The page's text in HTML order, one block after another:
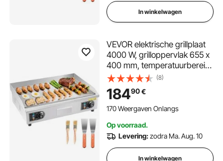
In winkelwagen
VEVOR elektrische grillplaat
4000 W, grilloppervlak 655 x
400 mm, temperatuurbereik
50-300 °C, roestvrijstalen
gastrogrillplaat (behuizing),
tafelmodel grillplaat met 2
spatels, 2 borstels en 4
barbecue. Stekker niet
inbegrepen.
(8)
18490€
170 Weergaven Onlangs
Op voorraad.
Levering:zodra Ma. Aug. 10
In winkelwagen